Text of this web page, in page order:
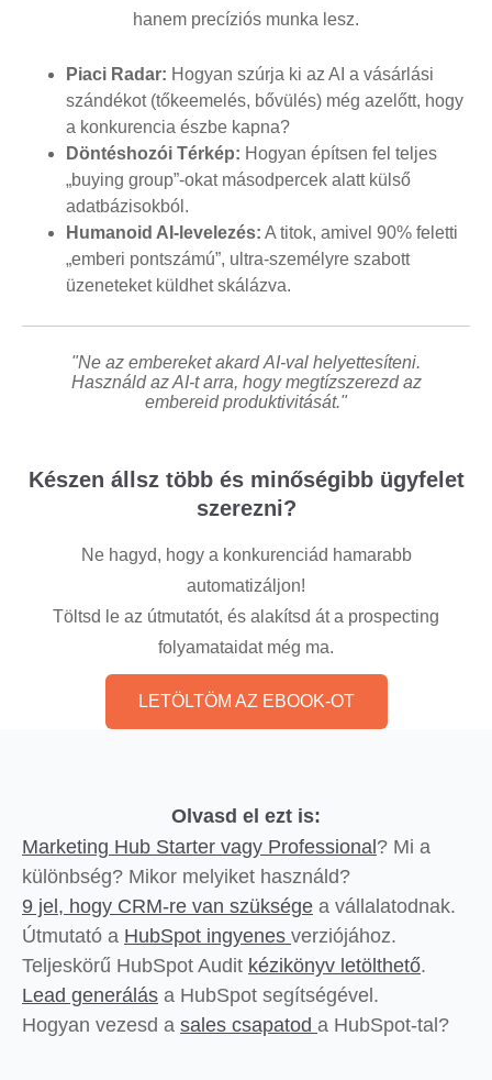
hanem precíziós munka lesz.
Piaci Radar: Hogyan szúrja ki az AI a vásárlási
szándékot (tőkeemelés, bővülés) még azelőtt, hogy
a konkurencia észbe kapna?
Döntéshozói Térkép: Hogyan építsen fel teljes
„buying group”-okat másodpercek alatt külső
adatbázisokból.
Humanoid AI-levelezés: A titok, amivel 90% feletti
„emberi pontszámú”, ultra-személyre szabott
üzeneteket küldhet skálázva.
"Ne az embereket akard AI-val helyettesíteni.
Használd az AI-t arra, hogy megtízszerezd az
embereid produktivitását."
Készen állsz több és minőségibb ügyfelet
szerezni?
Ne hagyd, hogy a konkurenciád hamarabb
automatizáljon!
Töltsd le az útmutatót, és alakítsd át a prospecting
folyamataidat még ma.
LETÖLTÖM AZ EBOOK-OT
Olvasd el ezt is:
Marketing Hub Starter vagy Professional ? Mi a
különbség? Mikor melyiket használd?
9 jel, hogy CRM-re van szüksége a vállalatodnak.
Útmutató a HubSpot ingyenes verziójához.
Teljeskörű HubSpot Audit kézikönyv letölthető.
Lead generálás a HubSpot segítségével.
Hogyan vezesd a sales csapatod a HubSpot-tal?